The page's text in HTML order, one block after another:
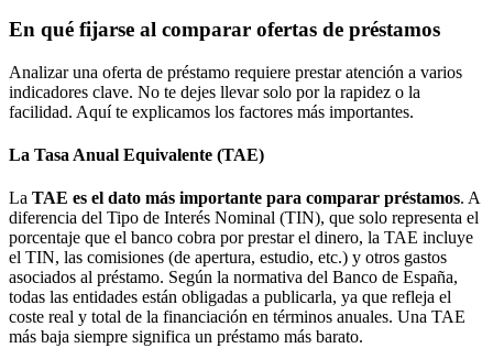
En qué fijarse al comparar ofertas de préstamos
Analizar una oferta de préstamo requiere prestar atención a varios
indicadores clave. No te dejes llevar solo por la rapidez o la
facilidad. Aquí te explicamos los factores más importantes.
La Tasa Anual Equivalente (TAE)
La TAE es el dato más importante para comparar préstamos. A
diferencia del Tipo de Interés Nominal (TIN), que solo representa el
porcentaje que el banco cobra por prestar el dinero, la TAE incluye
el TIN, las comisiones (de apertura, estudio, etc.) y otros gastos
asociados al préstamo. Según la normativa del Banco de España,
todas las entidades están obligadas a publicarla, ya que refleja el
coste real y total de la financiación en términos anuales. Una TAE
más baja siempre significa un préstamo más barato.